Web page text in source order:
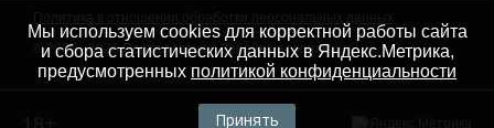
© 2007 - 2026Портал Читы и Забайкальского края
Мы используем cookies для корректной работы сайта
и сбора статистических данных в Яндекс.Метрика,
предусмотренных политикой конфиденциальности
Принять